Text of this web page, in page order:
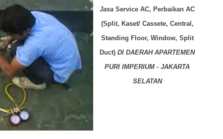
Jasa Service AC, Perbaikan AC
(Split, Kaset/ Cassete, Central,
Standing Floor, Window, Split
Duct) DI DAERAH APARTEMEN
PURI IMPERIUM - JAKARTA
SELATAN